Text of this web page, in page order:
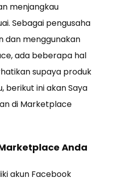
menjangkau
Sebagai pengusaha
dan menggunakan
ada beberapa hal
supaya produk
berikut ini akan Saya
di Marketplace
Anda
akun Facebook